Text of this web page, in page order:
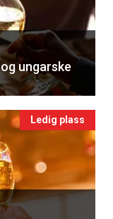
ungarske
Ledig plass